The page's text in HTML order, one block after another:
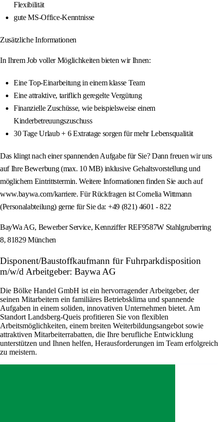
Flexibilität
gute MS-Office-Kenntnisse
Zusätzliche Informationen
In Ihrem Job voller Möglichkeiten bieten wir Ihnen:
Eine Top-Einarbeitung in einem klasse Team
Eine attraktive, tariflich geregelte Vergütung
Finanzielle Zuschüsse, wie beispielsweise einem
Kinderbetreuungszuschuss
30 Tage Urlaub + 6 Extratage sorgen für mehr Lebensqualität
Das klingt nach einer spannenden Aufgabe für Sie? Dann freuen wir uns
auf Ihre Bewerbung (max. 10 MB) inklusive Gehaltsvorstellung und
möglichem Eintrittstermin. Weitere Informationen finden Sie auch auf
www.baywa.com/karriere. Für Rückfragen ist Cornelia Wittmann
(Personalabteilung) gerne für Sie da: +49 (821) 4601 - 822
BayWa AG, Bewerber Service, Kennziffer REF9587W Stahlgruberring
8, 81829 München
Disponent/Baustoffkaufmann für Fuhrparkdisposition
m/w/d Arbeitgeber: Baywa AG
Die Bölke Handel GmbH ist ein hervorragender Arbeitgeber, der
seinen Mitarbeitern ein familiäres Betriebsklima und spannende
Aufgaben in einem soliden, innovativen Unternehmen bietet. Am
Standort Landsberg-Queis profitieren Sie von flexiblen
Arbeitsmöglichkeiten, einem breiten Weiterbildungsangebot sowie
attraktiven Mitarbeiterrabatten, die Ihre berufliche Entwicklung
unterstützen und Ihnen helfen, Herausforderungen im Team erfolgreich
zu meistern.